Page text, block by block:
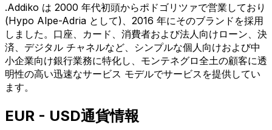
.Addiko は 2000 年代初頭からポドゴリツァで営業しており
(Hypo Alpe-Adria として)、2016 年にそのブランドを採用
しました。口座、カード、消費者および法人向けローン、決
済、デジタル チャネルなど、シンプルな個人向けおよび中
小企業向け銀行業務に特化し、モンテネグロ全土の顧客に透
明性の高い迅速なサービス モデルでサービスを提供してい
ます。
EUR - USD通貨情報